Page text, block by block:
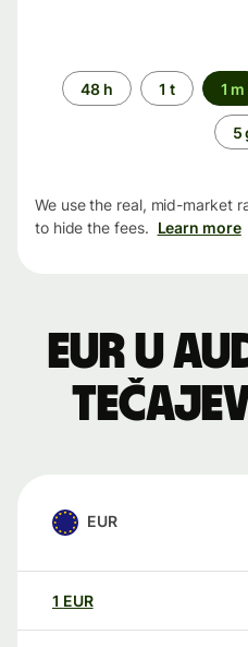
Time
period
48 h 1 t 1 m
5
We use the real, mid-market
to hide the fees. Learn more
EUR u
EUR
1 EUR